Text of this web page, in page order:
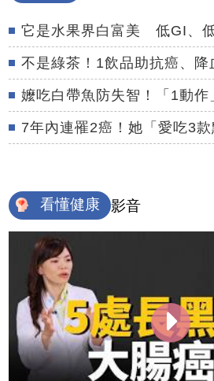
它是水果界白富美 低GI、
不是綠茶！1飲品助抗癌、降
嬤吃白帶魚防失智！「1動作
7年內連罹2癌！她「愛吃3
看懂健康 影音